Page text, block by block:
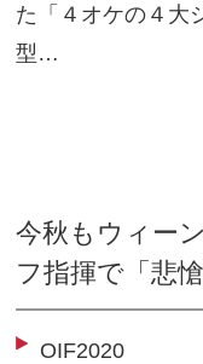
た「４オケの４大
型…
今秋もウィー
フ指揮で「悲
OIF2020